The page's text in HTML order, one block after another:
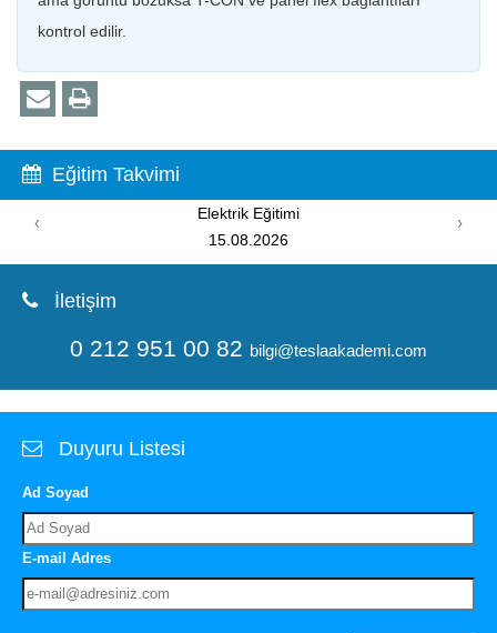
kontrol edilir.
Eğitim Takvimi
Elektrik Eğitimi
15.08.2026
‹ ›
İletişim
0 212 951 00 82 bilgi@teslaakademi.com
Duyuru Listesi
Ad Soyad
E-mail Adres